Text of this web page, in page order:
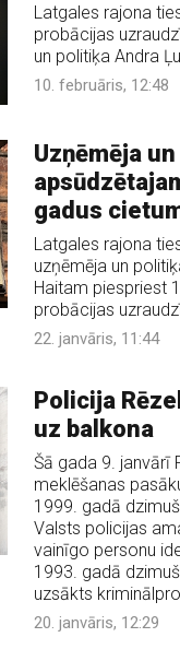
Latgales rajona
probācijas
un politiķa Andra
10. februāris, 12:48
Uzņēmēja
gadus
Latgales rajona
uzņēmēja un
Haitam piespriest
probācijas
22. janvāris, 11:44
Policija
uz balkona
Šā gada 9. janvārī
meklēšanas
1999. gadā
Valsts policijas
vainīgo personu
1993. gadā
uzsākts
20. janvāris, 12:29